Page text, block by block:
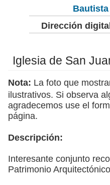
Dirección
Iglesia de San
Nota: La foto que
ilustrativos. Si observa
agradecemos use el
página.
Descripción:
Interesante conjunto
Patrimonio